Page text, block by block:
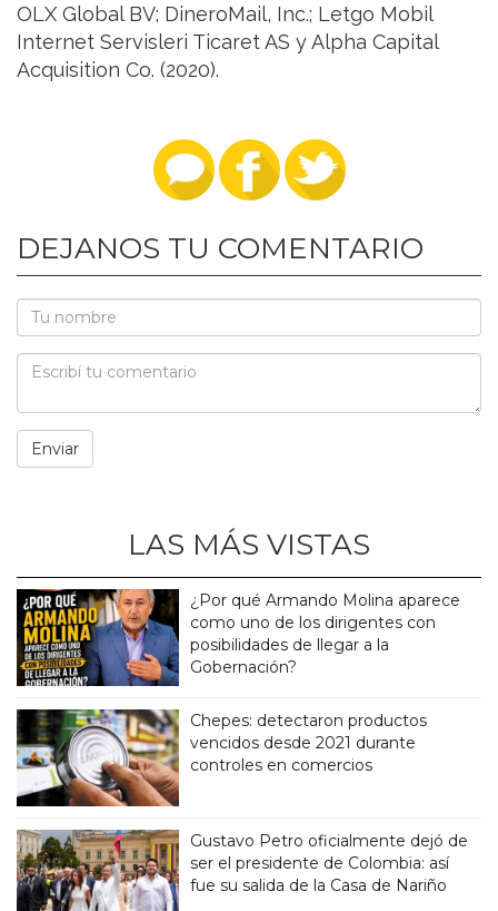
OLX Global BV; DineroMail, Inc.; Letgo Mobil
Internet Servisleri Ticaret AS y Alpha Capital
Acquisition Co. (2020).
DEJANOS TU COMENTARIO
LAS MÁS VISTAS
¿Por qué Armando Molina aparece
como uno de los dirigentes con
posibilidades de llegar a la
Gobernación?
Chepes: detectaron productos
vencidos desde 2021 durante
controles en comercios
Gustavo Petro oficialmente dejó de
ser el presidente de Colombia: así
fue su salida de la Casa de Nariño